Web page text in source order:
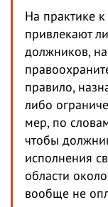
На практике к
привлекают
должников,
правило,
либо
мер, по
чтобы
исполнения
области
вообще не